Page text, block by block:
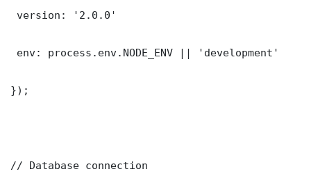
version: '2.0.0'
env: process.env.NODE_ENV || 'development'
});
// Database connection